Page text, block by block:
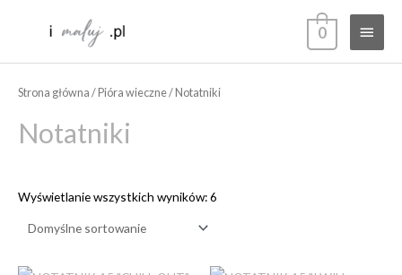
menu
0
Strona główna /Pióra wieczne/ Notatniki
Notatniki
Wyświetlanie wszystkich wyników: 6